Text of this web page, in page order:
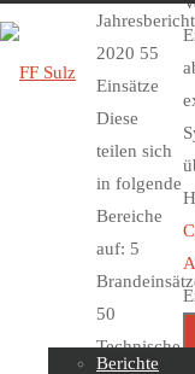
Berichte
Jahresbericht
2020 55
Einsätze
Diese
teilen sich
in folgende
Bereiche
auf: 5
50
Technische